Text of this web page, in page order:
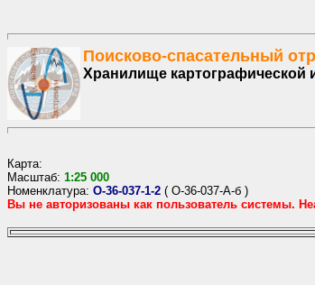
Поисково-спасательный
Хранилище картографической
Карта:
Масштаб: 1:25 000
Номенклатура: O-36-037-1-2 ( O-36-037-А-б )
Вы не авторизованы как пользователь системы.